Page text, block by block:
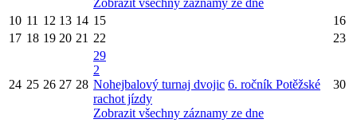
Zobrazit všechny záznamy ze dne
10 11 12 13 14 15
16
17 18 19 20 21 22 23
24 25 26 27 28
29
2
Nohejbalový turnaj dvojic 6. ročník Potěžské
rachot jízdy
Zobrazit všechny záznamy ze dne
30